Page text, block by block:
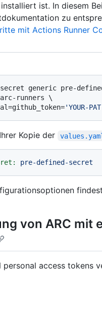
ist. In diesem
zu
mit Actions Runner
generic pre-
'YOUR-
Kopie der
pre-defined-secret
von ARC mit
personal access tokens